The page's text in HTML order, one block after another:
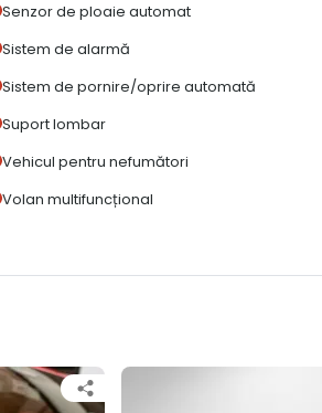
Senzor de ploaie automat
Sistem de alarmă
Sistem de pornire/oprire automată
Suport lombar
Vehicul pentru nefumători
Volan multifuncțional